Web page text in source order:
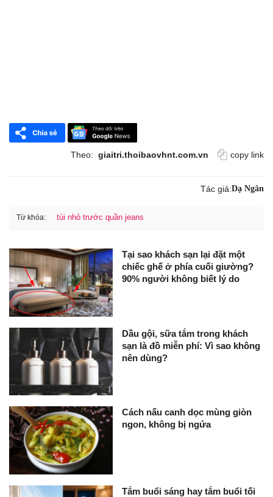
Theo: giaitri.thoibaovhnt.com.vn copy link
Tác giả:Dạ Ngân
Từ khóa: túi nhỏ trước quần jeans
Tại sao khách sạn lại đặt một
chiếc ghế ở phía cuối giường?
90% người không biết lý do
Dầu gội, sữa tắm trong khách
sạn là đồ miễn phí: Vì sao không
nên dùng?
Cách nấu canh dọc mùng giòn
ngon, không bị ngứa
Tắm buổi sáng hay tắm buổi tối